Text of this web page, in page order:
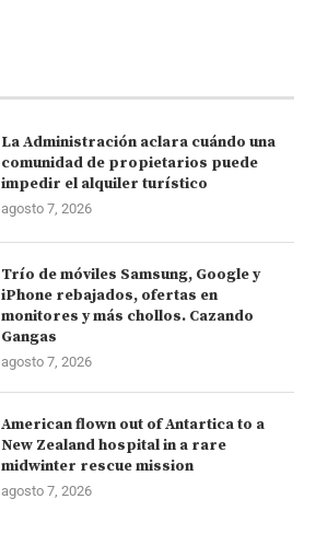
La Administración aclara cuándo una
comunidad de propietarios puede
impedir el alquiler turístico
agosto 7, 2026
Trío de móviles Samsung, Google y
iPhone rebajados, ofertas en
monitores y más chollos. Cazando
Gangas
agosto 7, 2026
American flown out of Antartica to a
New Zealand hospital in a rare
midwinter rescue mission
agosto 7, 2026